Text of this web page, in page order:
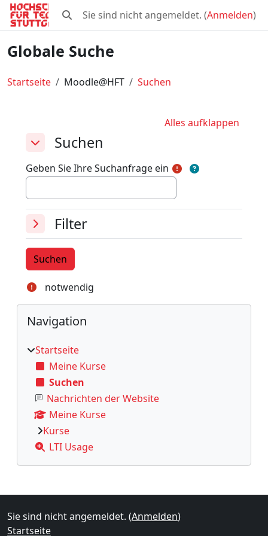
Zum Hauptinhalt
Sucheingabe umschalten
Sie sind nicht angemeldet. (Anmelden)
Globale Suche
Startseite Moodle@HFT Suchen
Alles aufklappen
Suchen
SuchenSuchen
Geben Sie Ihre Suchanfrage ein
Filter
FilterFilter
notwendig
Blöcke
Navigation überspringen
Navigation
Startseite
Meine Kurse
Suchen
Nachrichten der Website
Meine Kurse
Kurse
LTI Usage
Ergänzungsblöcke
Sie sind nicht angemeldet. (Anmelden)
Startseite